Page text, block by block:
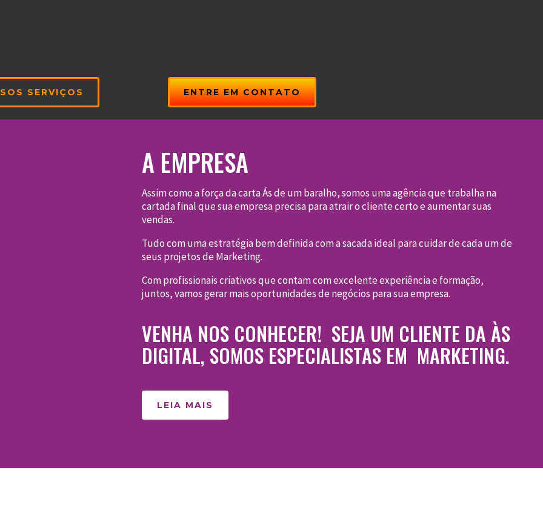
SERVIÇOS ENTRE EM CONTATO
A EMPRESA
Assim como a força da carta Ás de um baralho, somos uma agência que trabalha na
cartada final que sua empresa precisa para atrair o cliente certo e aumentar suas
vendas.
Tudo com uma estratégia bem definida com a sacada ideal para cuidar de cada um de
seus projetos de Marketing.
Com profissionais criativos que contam com excelente experiência e formação,
juntos, vamos gerar mais oportunidades de negócios para sua empresa.
VENHA NOS CONHECER! SEJA UM CLIENTE DA ÀS
DIGITAL, SOMOS ESPECIALISTAS EM MARKETING.
LEIA MAIS